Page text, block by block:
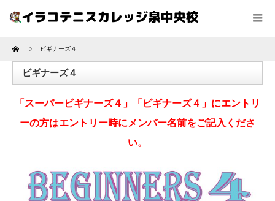
Home ビギナーズ４
ビギナーズ４
「スーパービギナーズ４」「ビギナーズ４」にエントリ
ーの方はエントリー時にメンバー名前をご記入くださ
い。